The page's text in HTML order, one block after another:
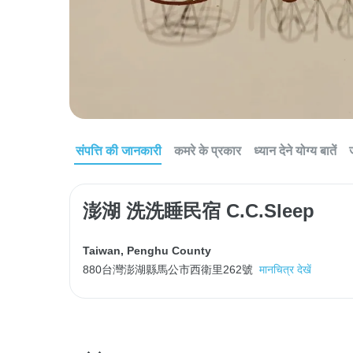
संपत्ति की जानकारी कमरे के प्रकार ध्यान देने योग्य बातें
澎湖 洗洗睡民宿 C.C.Sleep
Taiwan, Penghu County
880台灣澎湖縣馬公市西衛里262號 मानचित्र देखें